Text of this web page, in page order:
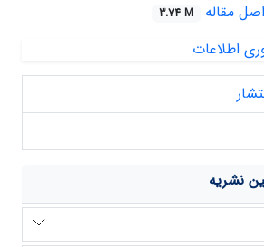
اصل مقاله 3.74 M
نشریه